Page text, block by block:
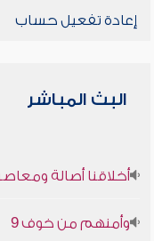
إعادة تفعيل حساب
البث المباشر
أخلاقنا أصالة
وأمنهم من خوف 9